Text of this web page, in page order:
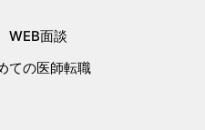
WEB面談
ての医師転職